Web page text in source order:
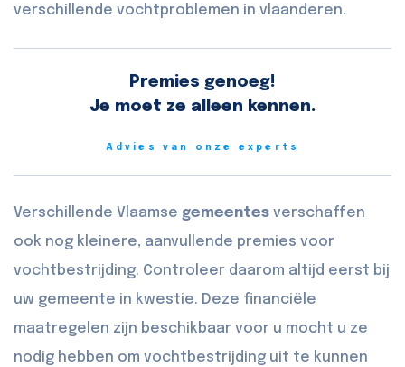
verschillende vochtproblemen in vlaanderen.
Premies genoeg!
Je moet ze alleen kennen.
Advies van onze experts
Verschillende Vlaamse gemeentes verschaffen
ook nog kleinere, aanvullende premies voor
vochtbestrijding. Controleer daarom altijd eerst bij
uw gemeente in kwestie. Deze financiële
maatregelen zijn beschikbaar voor u mocht u ze
nodig hebben om vochtbestrijding uit te kunnen